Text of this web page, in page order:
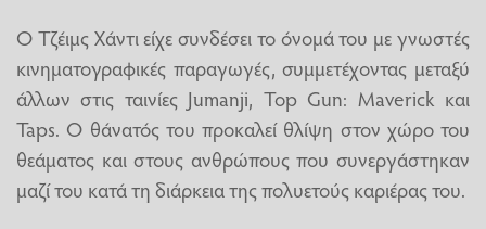
Ο Τζέιμς Χάντι είχε συνδέσει το όνομά του με γνωστές
κινηματογραφικές παραγωγές, συμμετέχοντας μεταξύ
άλλων στις ταινίες Jumanji, Top Gun: Maverick και
Taps. Ο θάνατός του προκαλεί θλίψη στον χώρο του
θεάματος και στους ανθρώπους που συνεργάστηκαν
μαζί του κατά τη διάρκεια της πολυετούς καριέρας του.